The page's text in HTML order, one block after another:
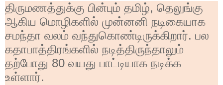
திருமணத்துக்கு பின்பும் தமிழ், தெலுங்கு
ஆகிய மொழிகளில் முன்னனி நடிகையாக
சமந்தா வலம் வந்துகொண்டிருக்கிறார். பல
கதாபாத்திரங்களில் நடித்திருந்தாலும்
தற்போது 80 வயது பாட்டியாக நடிக்க
உள்ளார்.